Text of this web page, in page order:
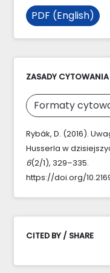
PDF (English)
ZASADY CYTOWANIA
Formaty
Rybák, D. (2016).
Husserla w
6(2/1), 329–335.
https://doi.org/
CITED BY / SHARE